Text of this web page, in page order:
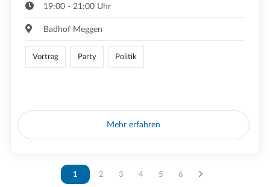
19:00 - 21:00 Uhr
Badhof Meggen
Vortrag Party Politik
Mehr erfahren
Vous êtes sur la page
1 Vous êtes sur la page
2 Vous êtes sur la page
3 Vous êtes sur la page
4 Vous êtes sur la page
5 Vous êtes sur la page
6